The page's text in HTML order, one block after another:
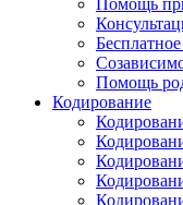
Помощь
Помощь
Кодирование